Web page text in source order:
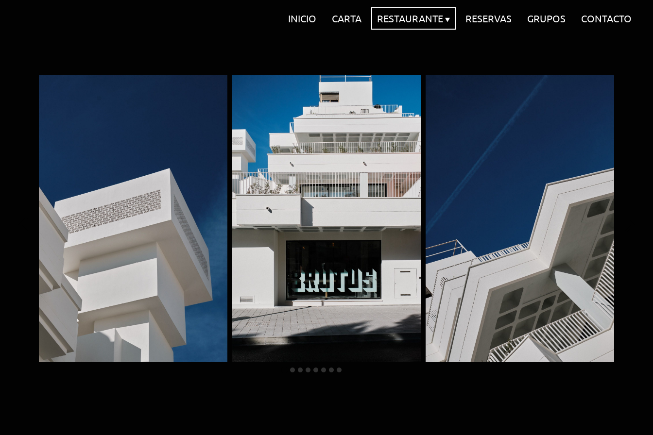
INICIO CARTA RESTAURANTE RESERVAS GRUPOS CONTACTO